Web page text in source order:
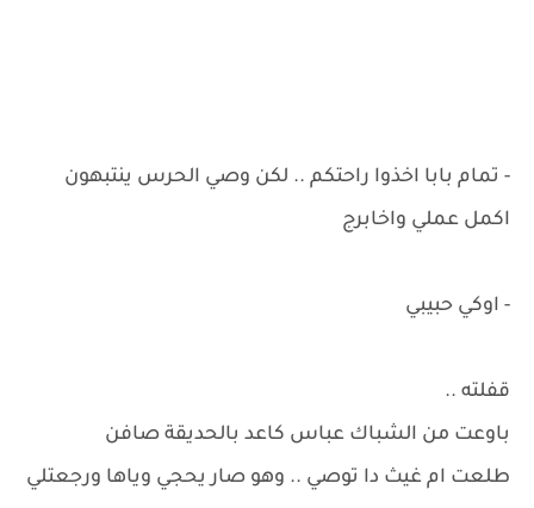
- تمام بابا اخذوا راحتكم .. لكن وصي الحرس ينتبهون
اكمل عملي واخابرج
- اوكي حبيبي
قفلته ..
باوعت من الشباك عباس كاعد بالحديقة صافن
طلعت ام غيث دا توصي .. وهو صار يحجي وياها ورجعتلي